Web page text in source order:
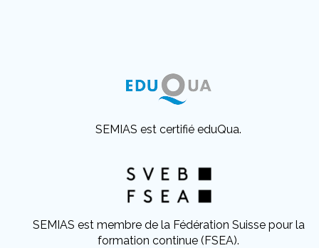
SEMIAS est certifié eduQua.
SEMIAS est membre de la Fédération Suisse pour la
formation continue (FSEA).